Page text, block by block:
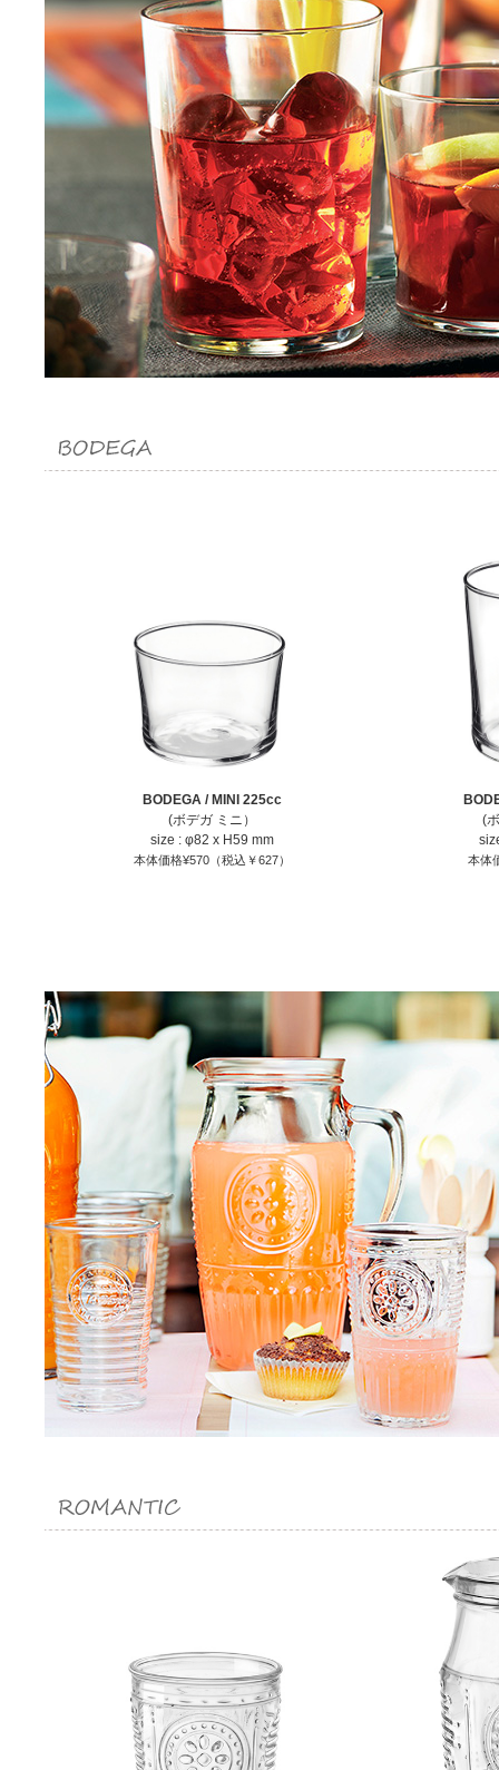
BODEGA / MINI 225cc
(ボデガ ミニ）
size : φ82 x H59 mm
本体価格¥570（税込￥627）
(
本体